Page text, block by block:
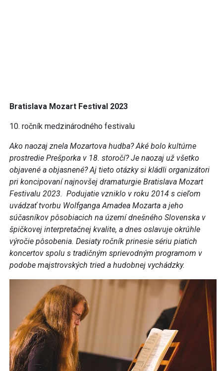
Bratislava Mozart Festival 2023
10. ročník medzinárodného festivalu
Ako naozaj znela Mozartova hudba? Aké bolo kultúrne
prostredie Prešporka v 18. storočí? Je naozaj už všetko
objavené a objasnené? Aj tieto otázky si kládli organizátori
pri koncipovaní najnovšej dramaturgie Bratislava Mozart
Festivalu 2023. Podujatie vzniklo v roku 2014 s cieľom
uvádzať tvorbu Wolfganga Amadea Mozarta a jeho
súčasníkov pôsobiacich na území dnešného Slovenska v
špičkovej interpretačnej kvalite, a dnes oslavuje okrúhle
výročie pôsobenia. Desiaty ročník prinesie sériu piatich
koncertov spolu s tradičným sprievodným programom v
podobe majstrovských tried a hudobnej vychádzky.